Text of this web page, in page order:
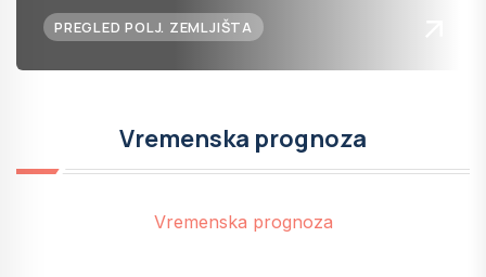
PREGLED POLJ. ZEMLJIŠTA
Vremenska prognoza
Vremenska prognoza